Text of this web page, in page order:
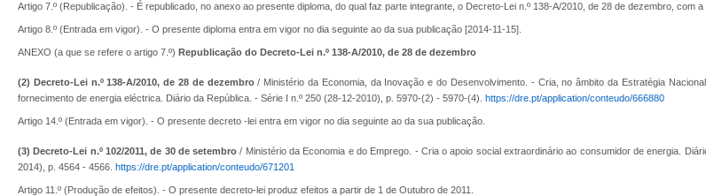
Artigo 7.º (Republicação). - É republicado, no anexo ao presente diploma, do qual faz parte integrante, o Decreto-Lei n.º 138-A/2010, de 28 de dezembro, com a
Artigo 8.º (Entrada em vigor). - O presente diploma entra em vigor no dia seguinte ao da sua publicação [2014-11-15].
ANEXO (a que se refere o artigo 7.º) Republicação do Decreto-Lei n.º 138-A/2010, de 28 de dezembro
(2) Decreto-Lei n.º 138-A/2010, de 28 de dezembro/ Ministério da Economia, da Inovação e do Desenvolvimento. - Cria, no âmbito da Estratégia
fornecimento de energia eléctrica. Diário da República. - Série I n.º 250 (28-12-2010), p. 5970-(2) - 5970-(4). https://dre.pt/application/conteudo/666880
Artigo 14.º (Entrada em vigor). - O presente decreto -lei entra em vigor no dia seguinte ao da sua publicação.
(3) Decreto-Lei n.º 102/2011, de 30 de setembro / Ministério da Economia e do Emprego. - Cria o apoio social extraordinário ao consumidor de energia.
2014), p. 4564 - 4566. https://dre.pt/application/conteudo/671201
Artigo 11.º (Produção de efeitos). - O presente decreto-lei produz efeitos a partir de 1 de Outubro de 2011.